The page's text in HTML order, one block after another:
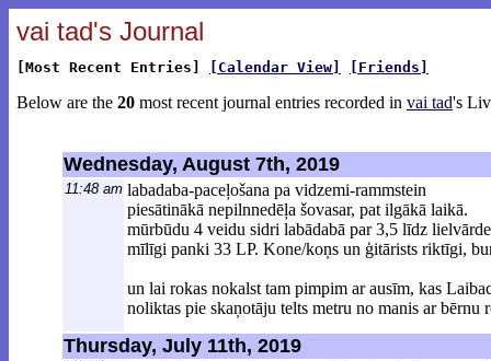
vai tad's Journal
[Most Recent Entries] [Calendar View] [Friends]
Below are the 20 most recent journal entries recorded in vai tad's
Wednesday, August 7th, 2019
11:48 am labadaba-paceļošana pa vidzemi-rammstein
piesātinākā nepilnnedēļa šovasar, pat ilgākā laikā.
mūrbūdu 4 veidu sidri labādabā par 3,5 līdz
mīlīgi panki 33 LP. Kone/koņs un ģitārists riktīgi,
un lai rokas nokalst tam pimpim ar ausīm, kas
noliktas pie skaņotāju telts metru no manis ar
Thursday, July 11th, 2019